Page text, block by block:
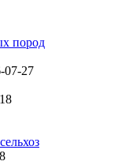
пород
07-27